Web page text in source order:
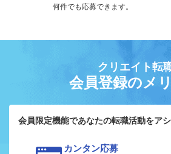
何件でも応募できます。
クリエイト転
会員登録のメ
会員限定機能であなたの転職活動をアシ
カンタン応募